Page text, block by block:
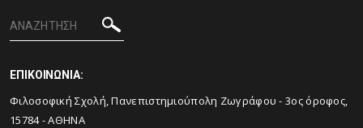
ΕΠΙΚΟΙΝΩΝΙΑ:
Φιλοσοφική Σχολή, Πανεπιστημιούπολη Ζωγράφου - 3ος όροφος,
15784 - ΑΘΗΝΑ